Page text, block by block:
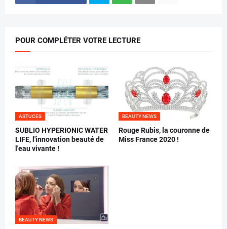
POUR COMPLÉTER VOTRE LECTURE
ASTUCES
SUBLIO HYPERIONIC WATER
LIFE, l'innovation beauté de
l'eau vivante !
BEAUTY NEWS
Rouge Rubis, la couronne de
Miss France 2020 !
BEAUTY NEWS